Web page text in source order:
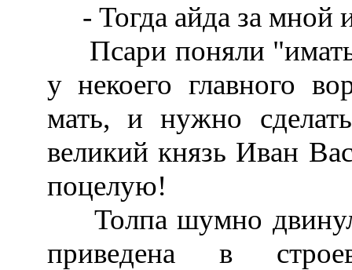
- Тогда айда за мной
Псари поняли
у некоего главного
мать, и нужно
великий князь Иван
поцелую!
Толпа шумно
приведена в